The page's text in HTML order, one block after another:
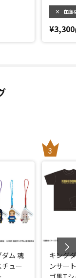
× 在庫
¥3,300
ム 魂
ュー
キング
ンサー